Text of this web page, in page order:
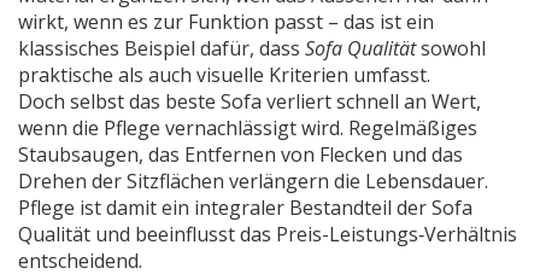
wirkt, wenn es zur Funktion passt – das ist ein
klassisches Beispiel dafür, dass Sofa Qualitätsowohl
praktische als auch visuelle Kriterien umfasst.
Doch selbst das beste Sofa verliert schnell an Wert,
wenn die Pflege vernachlässigt wird. Regelmäßiges
Staubsaugen, das Entfernen von Flecken und das
Drehen der Sitzflächen verlängern die Lebensdauer.
Pflege ist damit ein integraler Bestandteil der Sofa
Qualität und beeinflusst das Preis-Leistungs‑Verhältnis
entscheidend.